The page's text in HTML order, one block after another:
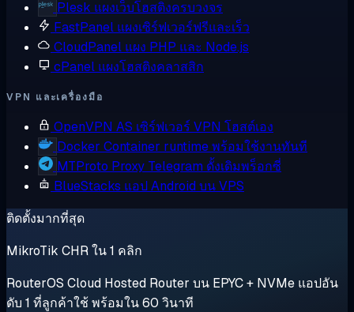
Plesk แผงเว็บโฮสติงครบวงจร
FastPanel แผงเซิร์ฟเวอร์ฟรีและเร็ว
CloudPanel แผง PHP และ Node.js
cPanel แผงโฮสติงคลาสสิก
VPN และเครื่องมือ
OpenVPN AS เซิร์ฟเวอร์ VPN โฮสต์เอง
Docker Container runtime พร้อมใช้งานทันที
MTProto Proxy Telegram ดั้งเดิมพร็อกซี่
BlueStacks แอป Android บน VPS
ติดตั้งมากที่สุด
MikroTik CHR ใน 1 คลิก
RouterOS Cloud Hosted Router บน EPYC + NVMe แอปอัน
ดับ 1 ที่ลูกค้าใช้ พร้อมใน 60 วินาที